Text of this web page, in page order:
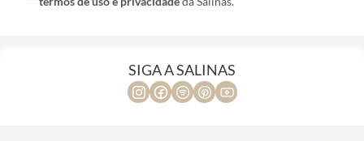
SIGA A SALINAS